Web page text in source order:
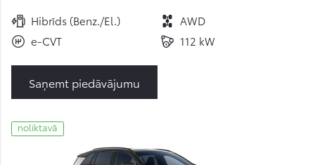
Hibrīds (Benz./El.)
AWD
e-CVT
112 kW
Saņemt piedāvājumu
noliktavā